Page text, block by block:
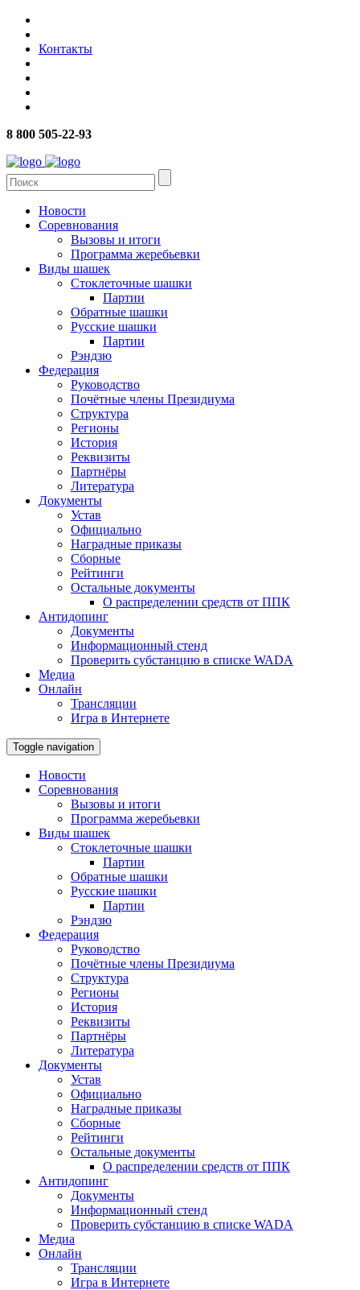
Контакты
8 800 505-22-93
Новости
Соревнования
Вызовы и итоги
Программа жеребьевки
Виды шашек
Стоклеточные шашки
Партии
Обратные шашки
Русские шашки
Партии
Рэндзю
Федерация
Руководство
Почётные члены Президиума
Структура
Регионы
История
Реквизиты
Партнёры
Литература
Документы
Устав
Официально
Наградные приказы
Сборные
Рейтинги
Остальные документы
О распределении средств от ППК
Антидопинг
Документы
Информационный стенд
Проверить субстанцию в списке WADA
Медиа
Онлайн
Трансляции
Игра в Интернете
Toggle navigation
Новости
Соревнования
Вызовы и итоги
Программа жеребьевки
Виды шашек
Стоклеточные шашки
Партии
Обратные шашки
Русские шашки
Партии
Рэндзю
Федерация
Руководство
Почётные члены Президиума
Структура
Регионы
История
Реквизиты
Партнёры
Литература
Документы
Устав
Официально
Наградные приказы
Сборные
Рейтинги
Остальные документы
О распределении средств от ППК
Антидопинг
Документы
Информационный стенд
Проверить субстанцию в списке WADA
Медиа
Онлайн
Трансляции
Игра в Интернете